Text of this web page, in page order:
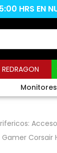
HRS EN
REDRAGON
Monitores
Corsair